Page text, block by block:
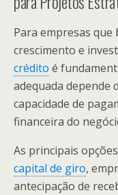
Para empresas
crescimento e
crédito é
adequada
capacidade de
financeira do
As principais
capital de giro,
antecipação de